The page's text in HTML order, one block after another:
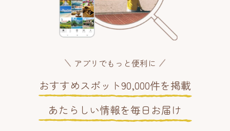
アプリでもっと便利に
おすすめスポット90,000件を掲載
あたらしい情報を毎日お届け